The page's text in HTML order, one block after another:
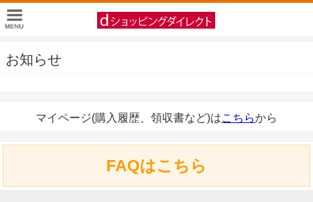
お知らせ
マイページ(購入履歴、領収書など)はこちらから
FAQはこちら